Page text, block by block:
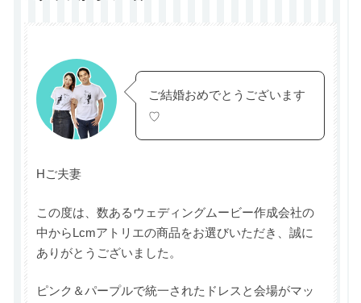
ご結婚おめでとうございます
♡
Hご夫妻
この度は、数あるウェディングムービー作成会社の
中からLcmアトリエの商品をお選びいただき、誠に
ありがとうございました。
ピンク＆パープルで統一されたドレスと会場がマッ